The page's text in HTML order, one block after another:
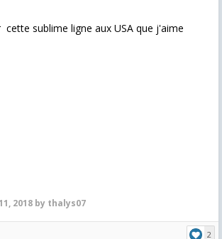
sublime ligne aux USA que j'aime
2018 by thalys07
2